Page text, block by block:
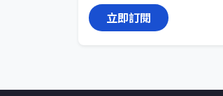
立即訂閱